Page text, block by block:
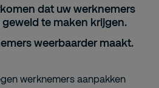
dat uw werknemers
te maken krijgen.
weerbaardermaakt.